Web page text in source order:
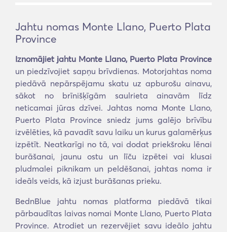
Jahtu nomas Monte Llano, Puerto Plata
Province
Iznomājiet jahtu Monte Llano, Puerto Plata Province
un piedzīvojiet sapņu brīvdienas. Motorjahtas noma
piedāvā nepārspējamu skatu uz apburošu ainavu,
sākot no brīnišķīgām saulrieta ainavām līdz
neticamai jūras dzīvei. Jahtas noma Monte Llano,
Puerto Plata Province sniedz jums galējo brīvību
izvēlēties, kā pavadīt savu laiku un kurus galamērķus
izpētīt. Neatkarīgi no tā, vai dodat priekšroku lēnai
burāšanai, jaunu ostu un līču izpētei vai klusai
pludmalei piknikam un peldēšanai, jahtas noma ir
ideāls veids, kā izjust burāšanas prieku.
BednBlue jahtu nomas platforma piedāvā tikai
pārbaudītas laivas nomai Monte Llano, Puerto Plata
Province. Atrodiet un rezervējiet savu ideālo jahtu